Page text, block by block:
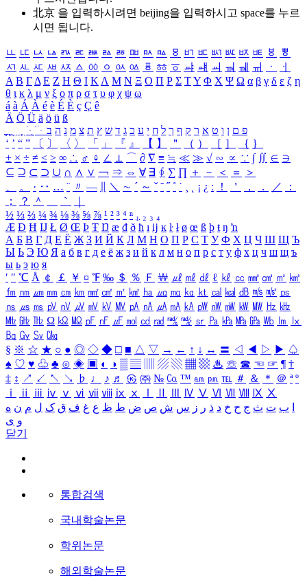
北京 을 입력하시려면 beijing을 입력하시고 space를 누르
시면 됩니다.
ㅥ ㅦ ㅧ ㅨ ㅩ ㅪ ㅫ ㅬ ㅭ ㅮ ㅯ ㅰ ㅱ ㅲ ㅳ ㅴ ㅵ ㅶ ㅷ ㅸ
ㅹ
ㅺ ㅻ ㅼ ㅽ ㅾ ㅿ ㆀ ㆁ ㆂ ㆃ ㆄ ㆅ ㆆ ㆇ ㆈ ㆉ ㆊ ㆋ ㆌ ㆍ
ㆎ
Α Β ΓΔ Ε Ζ Η Θ Ι ΚΛ Μ Ν Ξ Ο Π Ρ Σ ΤΥ Φ Χ Ψ Ω α β γ δ ε ζ η
θ ι κ λ μ ν ξ ο π ρ σ τ υ φ χ ψ ω
á à Á À é è É È ç Ç ê
Ä Ö Ü ä ö ü ß
ִֶֹ ֻּ ׁׂ פ ם ן ו ט א ר ק ף ך ל ח י ע כ ג ד ש ץ ת צ מ נ ה ב
‘ ’ “ ” 〔 〕 〈 〉 「 」 『 』 【 】 ＂ （ ） ［ ］ ｛ ｝
± × ÷ ≠ ≤ ≥ ∞ ∴ ♂ ♀ ∠ ⊥ ⌒ ∂ ∇ ≡ ≒ ≪ ≫ √ ∽ ∝ ∵ ∫ ∬ ∈ ∋
⊆ ⊇ ⊂ ⊃ ∪ ∩ ∧ ∨ ￢ ⇒ ⇔ ∀ ∃ ∮ ∑ ∏ ＋ － ＜ ＝
＞
、
。 · ‥ … ¨ 〃 ― ＼ ∼ ´ ～ ˇ ˘ ˝ ˚ ˙ ¸ ¡ ¿ ː ！ ＇ ， ． ／
：
；
？ ＾ ｀
½ ⅓ ⅔ ¼ ¾ ⅛ ⅜ ⅝ ⅞ ¹ ² ³ ⁴ ⁿ ₁ ₂ ₃ ₄
Æ Ð Ħ Ĳ Ł Ø Œ Þ Ŧ Ŋ æ đ ð ħ ı ĳ ĸ ŀ ł ø œ ß þ ŧ ŋ ŉ
А Б В Г Д Е Ё Ж З И Й К Л М Н О П Р С Т У Ф Х Ц Ч Ш Щ Ъ
Ы Ь Э Ю Я а б в г д е ё ж з и й к л м н о п р с т у ф х ц ч ш щ ъ
ы ь э ю я
′ ″ ℃ Å ￠ ￡ ￥ ¤ ℉ ‰ ＄ ％ Ｆ ￦ ㎕ ㎖ ㎗ ℓ ㎘ ㏄ ㎣ ㎤ ㎥ ㎦
㎙ ㎚ ㎛ ㎜ ㎝ ㎞ ㎟ ㎠ ㎡ ㎢ ㏊ ㎍ ㎎ ㎏ ㏏ ㎈ ㎉ ㏈ ㎧ ㎨ ㎰
㎱ ㎲ ㎳ ㎴ ㎵ ㎶ ㎷ ㎸ ㎹ ㎀ ㎁ ㎂ ㎃ ㎄ ㎺ ㎻ ㎽ ㎾ ㎿ ㎐ ㎑
㎒ ㎓ ㎔ Ω ㏀ ㏁ ㎊ ㎋ ㎌ ㏖ ㏅ ㎭ ㎮ ㎯ ㏛ ㎩ ㎪ ㎫ ㎬ ㏝ ㏐
㏓
㏃ ㏉ ㏜ ㏆
§ ※ ☆ ★ ○ ● ◎ ◇ ◆ □ ■ △ ▽ → ← ↑ ↓ ↔ 〓 ◁ ◀ ▷ ▶ ♤
♠ ♡ ♥ ♧ ♣ ⊙ ◈ ▣ ◐ ◑ ▒ ▤ ▨ ▧ ▦ ▩ ♨ ☏ ☎ ☜ ☞ ¶ †
‡ ↕ ↗ ↙ ↖ ↘ ♭ ♩ ♪ ♬ ㉿ ㈜ № ㏇ ™ ㏂ ㏘ ℡ ＃ ＆ ＊ ＠ ª º
ⅰ
ⅱ ⅲ ⅳ ⅴ ⅵ ⅶ ⅷ ⅸ ⅹ Ⅳ Ⅴ Ⅵ Ⅶ Ⅷ Ⅸ Ⅹ
ب ت ث ج ح خ د ذ ر ز س ش ص ض ط ظ ع غ ف ق ک ل م ن ه
و ی
닫기
통합검색
국내학술논문
학위논문
해외학술논문